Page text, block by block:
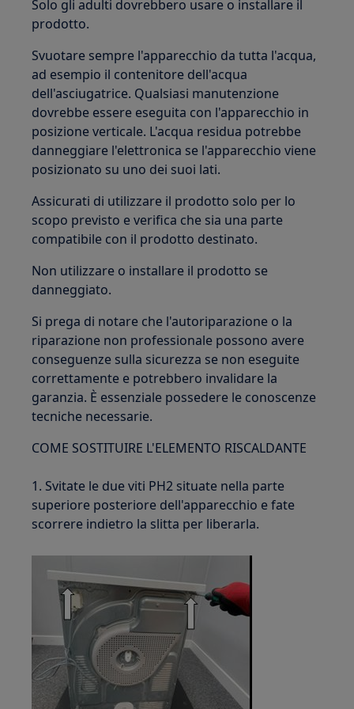
Solo gli adulti dovrebbero usare o installare il
prodotto.
Svuotare sempre l'apparecchio da tutta l'acqua,
ad esempio il contenitore dell'acqua
dell'asciugatrice. Qualsiasi manutenzione
dovrebbe essere eseguita con l'apparecchio in
posizione verticale. L'acqua residua potrebbe
danneggiare l'elettronica se l'apparecchio viene
posizionato su uno dei suoi lati.
Assicurati di utilizzare il prodotto solo per lo
scopo previsto e verifica che sia una parte
compatibile con il prodotto destinato.
Non utilizzare o installare il prodotto se
danneggiato.
Si prega di notare che l'autoriparazione o la
riparazione non professionale possono avere
conseguenze sulla sicurezza se non eseguite
correttamente e potrebbero invalidare la
garanzia. È essenziale possedere le conoscenze
tecniche necessarie.
COME SOSTITUIRE L'ELEMENTO RISCALDANTE
1. Svitate le due viti PH2 situate nella parte
superiore posteriore dell'apparecchio e fate
scorrere indietro la slitta per liberarla.